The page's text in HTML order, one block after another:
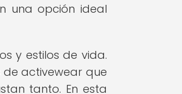
una opción ideal
y estilos de vida.
activewear que
tanto. En esta